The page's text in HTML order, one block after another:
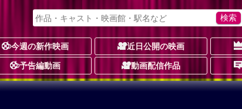
今週の新作映画 近日公開の映画
予告編動画 動画配信作品